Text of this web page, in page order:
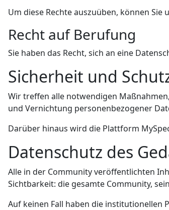
Um diese Rechte auszuüben, können Sie
Recht auf Berufung
Sie haben das Recht, sich an eine
Sicherheit und
Wir treffen alle notwendigen
und Vernichtung personenbezogener
Darüber hinaus wird die Plattform
Datenschutz des
Alle in der Community veröffentlichten
Sichtbarkeit: die gesamte Community,
Auf keinen Fall haben die institutionellen